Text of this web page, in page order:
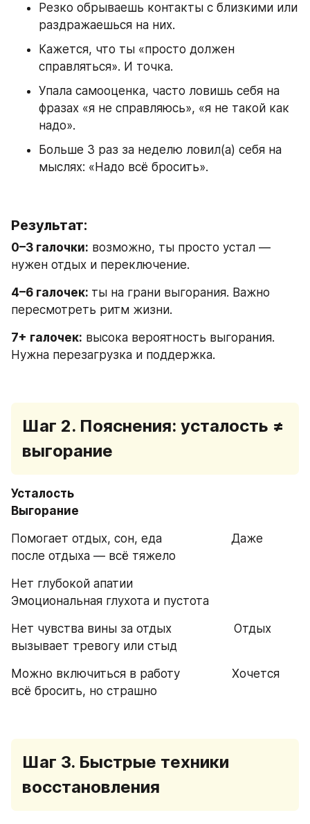
Резко обрываешь контакты с близкими или
раздражаешься на них.
Кажется, что ты «просто должен
справляться». И точка.
Упала самооценка, часто ловишь себя на
фразах «я не справляюсь», «я не такой как
надо».
Больше 3 раз за неделю ловил(а) себя на
мыслях: «Надо всё бросить».
Результат:
0–3 галочки: возможно, ты просто устал —
нужен отдых и переключение.
4–6 галочек: ты на грани выгорания. Важно
пересмотреть ритм жизни.
7+ галочек: высока вероятность выгорания.
Нужна перезагрузка и поддержка.
Шаг 2. Пояснения: усталость ≠
выгорание
Усталость
Выгорание
Помогает отдых, сон, еда                    Даже
после отдыха — всё тяжело
Нет глубокой апатии
Эмоциональная глухота и пустота
Нет чувства вины за отдых                  Отдых
вызывает тревогу или стыд
Можно включиться в работу               Хочется
всё бросить, но страшно
Шаг 3. Быстрые техники
восстановления